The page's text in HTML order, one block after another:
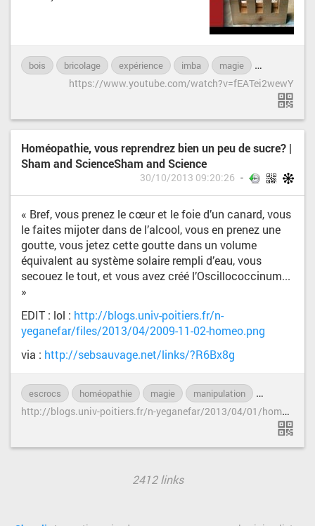
bois bricolage expérience imba magie
https://www.youtube.com/watch?v=fEATei2wewY
Homéopathie, vous reprendrez bien un peu de sucre? |
Sham and ScienceSham and Science
30/10/2013 09:20:26
« Bref, vous prenez le cœur et le foie d’un canard, vous
le faites mijoter dans de l’alcool, vous en prenez une
goutte, vous jetez cette goutte dans un volume
équivalent au système solaire rempli d’eau, vous
secouez le tout, et vous avez créé l’Oscillococcinum...
»
EDIT : lol : http://blogs.univ-poitiers.fr/n-
yeganefar/files/2013/04/2009-11-02-homeo.png
via : http://sebsauvage.net/links/?R6Bx8g
escrocs homéopathie magie manipulation
h
ttp://blogs.univ-poitiers.fr/n-yeganefar/2013/04/01/homeopathie-vous-reprendrez-bien-un-peu-de-sucre/
2412 links